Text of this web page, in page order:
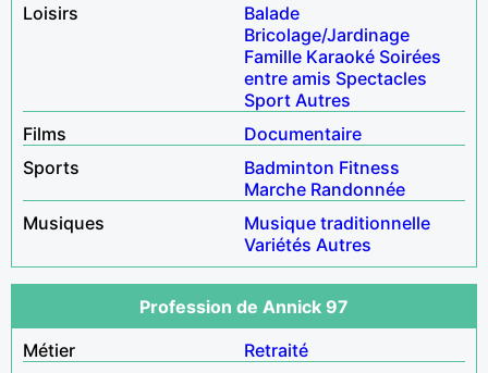
Loisirs
Balade
Bricolage/Jardinage
Famille Karaoké Soirées
entre amis Spectacles
Sport Autres
Films
Documentaire
Sports
Badminton Fitness
Marche Randonnée
Musiques
Musique traditionnelle
Variétés Autres
Profession de Annick 97
Métier
Retraité